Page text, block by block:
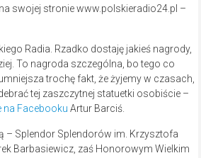
swojej stronie www.polskieradio24.pl –
Radia. Rzadko dostaję jakieś nagrody,
To nagroda szczególna, bo tego co
trochę fakt, że żyjemy w czasach,
tej zaszczytnej statuetki osobiście –
na Facebooku Artur Barciś.
– Splendor Splendorów im. Krzysztofa
Barbasiewicz, zaś Honorowym Wielkim